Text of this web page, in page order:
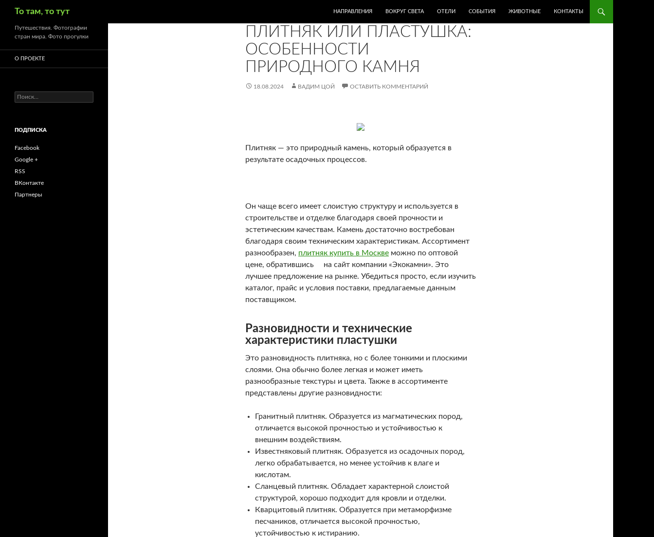
То там, то тут
НАПРАВЛЕНИЯ
ВОКРУГ СВЕТА ОТЕЛИ СОБЫТИЯ ЖИВОТНЫЕ КОНТАКТЫ
ПЛИТНЯК ИЛИ ПЛАСТУШКА:
ОСОБЕННОСТИ
ПРИРОДНОГО КАМНЯ
18.08.2024 ВАДИМ ЦОЙ ОСТАВИТЬ КОММЕНТАРИЙ
Плитняк — это природный камень, который образуется в
результате осадочных процессов.
Он чаще всего имеет слоистую структуру и используется в
строительстве и отделке благодаря своей прочности и
эстетическим качествам. Камень достаточно востребован
благодаря своим техническим характеристикам. Ассортимент
разнообразен, плитняк купить в Москве можно по оптовой
цене, обратившись на сайт компании «Экокамни». Это
лучшее предложение на рынке. Убедиться просто, если изучить
каталог, прайс и условия поставки, предлагаемые данным
поставщиком.
Разновидности и технические
характеристики пластушки
Это разновидность плитняка, но с более тонкими и плоскими
слоями. Она обычно более легкая и может иметь
разнообразные текстуры и цвета. Также в ассортименте
представлены другие разновидности:
Гранитный плитняк. Образуется из магматических пород,
отличается высокой прочностью и устойчивостью к
внешним воздействиям.
Известняковый плитняк. Образуется из осадочных пород,
легко обрабатывается, но менее устойчив к влаге и
кислотам.
Сланцевый плитняк. Обладает характерной слоистой
структурой, хорошо подходит для кровли и отделки.
Кварцитовый плитняк. Образуется при метаморфизме
песчаников, отличается высокой прочностью,
устойчивостью к истиранию.
Путешествия. Фотографии
стран мира. Фото прогулки
О ПРОЕКТЕ
Найти:
ПОДПИСКА
Facebook
Google +
RSS
ВКонтакте
Партнеры